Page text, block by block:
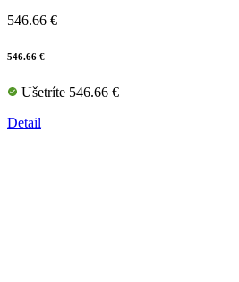
546.66 €
546.66 €
Ušetríte 546.66 €
Detail